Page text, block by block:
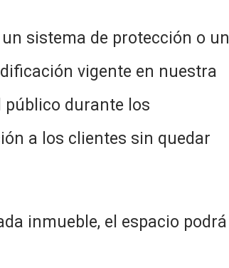
sistema de protección o un
vigente en nuestra
público durante los
a los clientes sin quedar
inmueble, el espacio podrá